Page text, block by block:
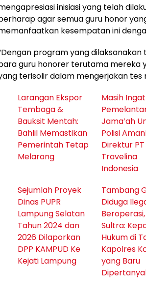
inisiasi yang telah
agar semua guru honor
kesempatan ini
program yang
guru honorer terutama mereka
terisolir dalam mengerjakan tes
Larangan Ekspor
Tembaga &
Bauksit Mentah:
Bahlil Memastikan
Pemerintah Tetap
Melarang
Masih
Jama’ah
Polisi
Direktur PT
Travelina
Indonesia
Sejumlah Proyek
Dinas PUPR
Lampung Selatan
Tahun 2024 dan
2026 Dilaporkan
DPP KAMPUD Ke
Kejati Lampung
Tambang
Diduga
Beroperasi,
Sultra:
Hukum di
Kapolres
yang Baru